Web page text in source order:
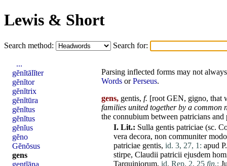
Lewis & Short
Search method: Search for:
Parsing inflected forms may not
Words orPerseus.
gens, gentis, f. [root GEN, gigno, that
families united together by a common
the connubium between patricians
I. Lit.: Sulla gentis patriciae (sc.
vera decora, non communiter modo
patriciae gentis, id. 3, 27, 1: apud
stirpe, Claudii patricii ejusdem
Tarquiniorum, id. Rep. 2, 25 fin.:
...
gĕnĭtālĭter
gĕnĭtor
gĕnĭtrix
gĕnĭtūra
gĕnĭtus
gĕnĭtus
gĕnĭus
gĕno
Gĕnŏsus
gens
gentĭāna